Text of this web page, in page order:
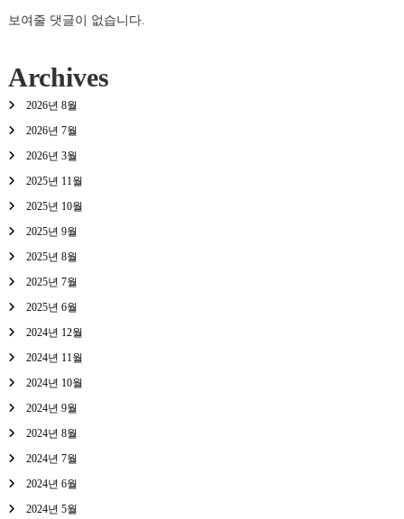
보여줄 댓글이 없습니다.
Archives
2026년 8월
2026년 7월
2026년 3월
2025년 11월
2025년 10월
2025년 9월
2025년 8월
2025년 7월
2025년 6월
2024년 12월
2024년 11월
2024년 10월
2024년 9월
2024년 8월
2024년 7월
2024년 6월
2024년 5월